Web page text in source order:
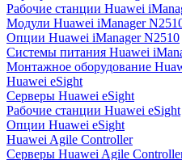
Рабочие станции Huawei
Модули Huawei iManager
Опции Huawei iManager N2510
Системы питания Huawei
Монтажное оборудование
Huawei eSight
Серверы Huawei eSight
Рабочие станции Huawei eSight
Опции Huawei eSight
Huawei Agile Controller
Серверы Huawei Agile